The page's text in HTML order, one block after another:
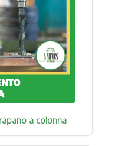
a colonna